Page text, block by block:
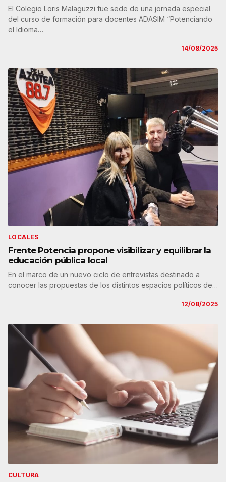
El Colegio Loris Malaguzzi fue sede de una jornada especial
del curso de formación para docentes ADASIM “Potenciando
el Idioma…
14/08/2025
LOCALES
Frente Potencia propone visibilizar y equilibrar la
educación pública local
En el marco de un nuevo ciclo de entrevistas destinado a
conocer las propuestas de los distintos espacios políticos de…
12/08/2025
CULTURA